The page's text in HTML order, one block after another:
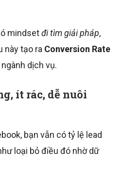
mindsetđi tìm giải pháp,
này tạo ra Conversion Rate
dịch vụ.
ít rác, dễ nuôi
bạn vẫn có tỷ lệ lead
loại bỏ điều đó nhờ dữ